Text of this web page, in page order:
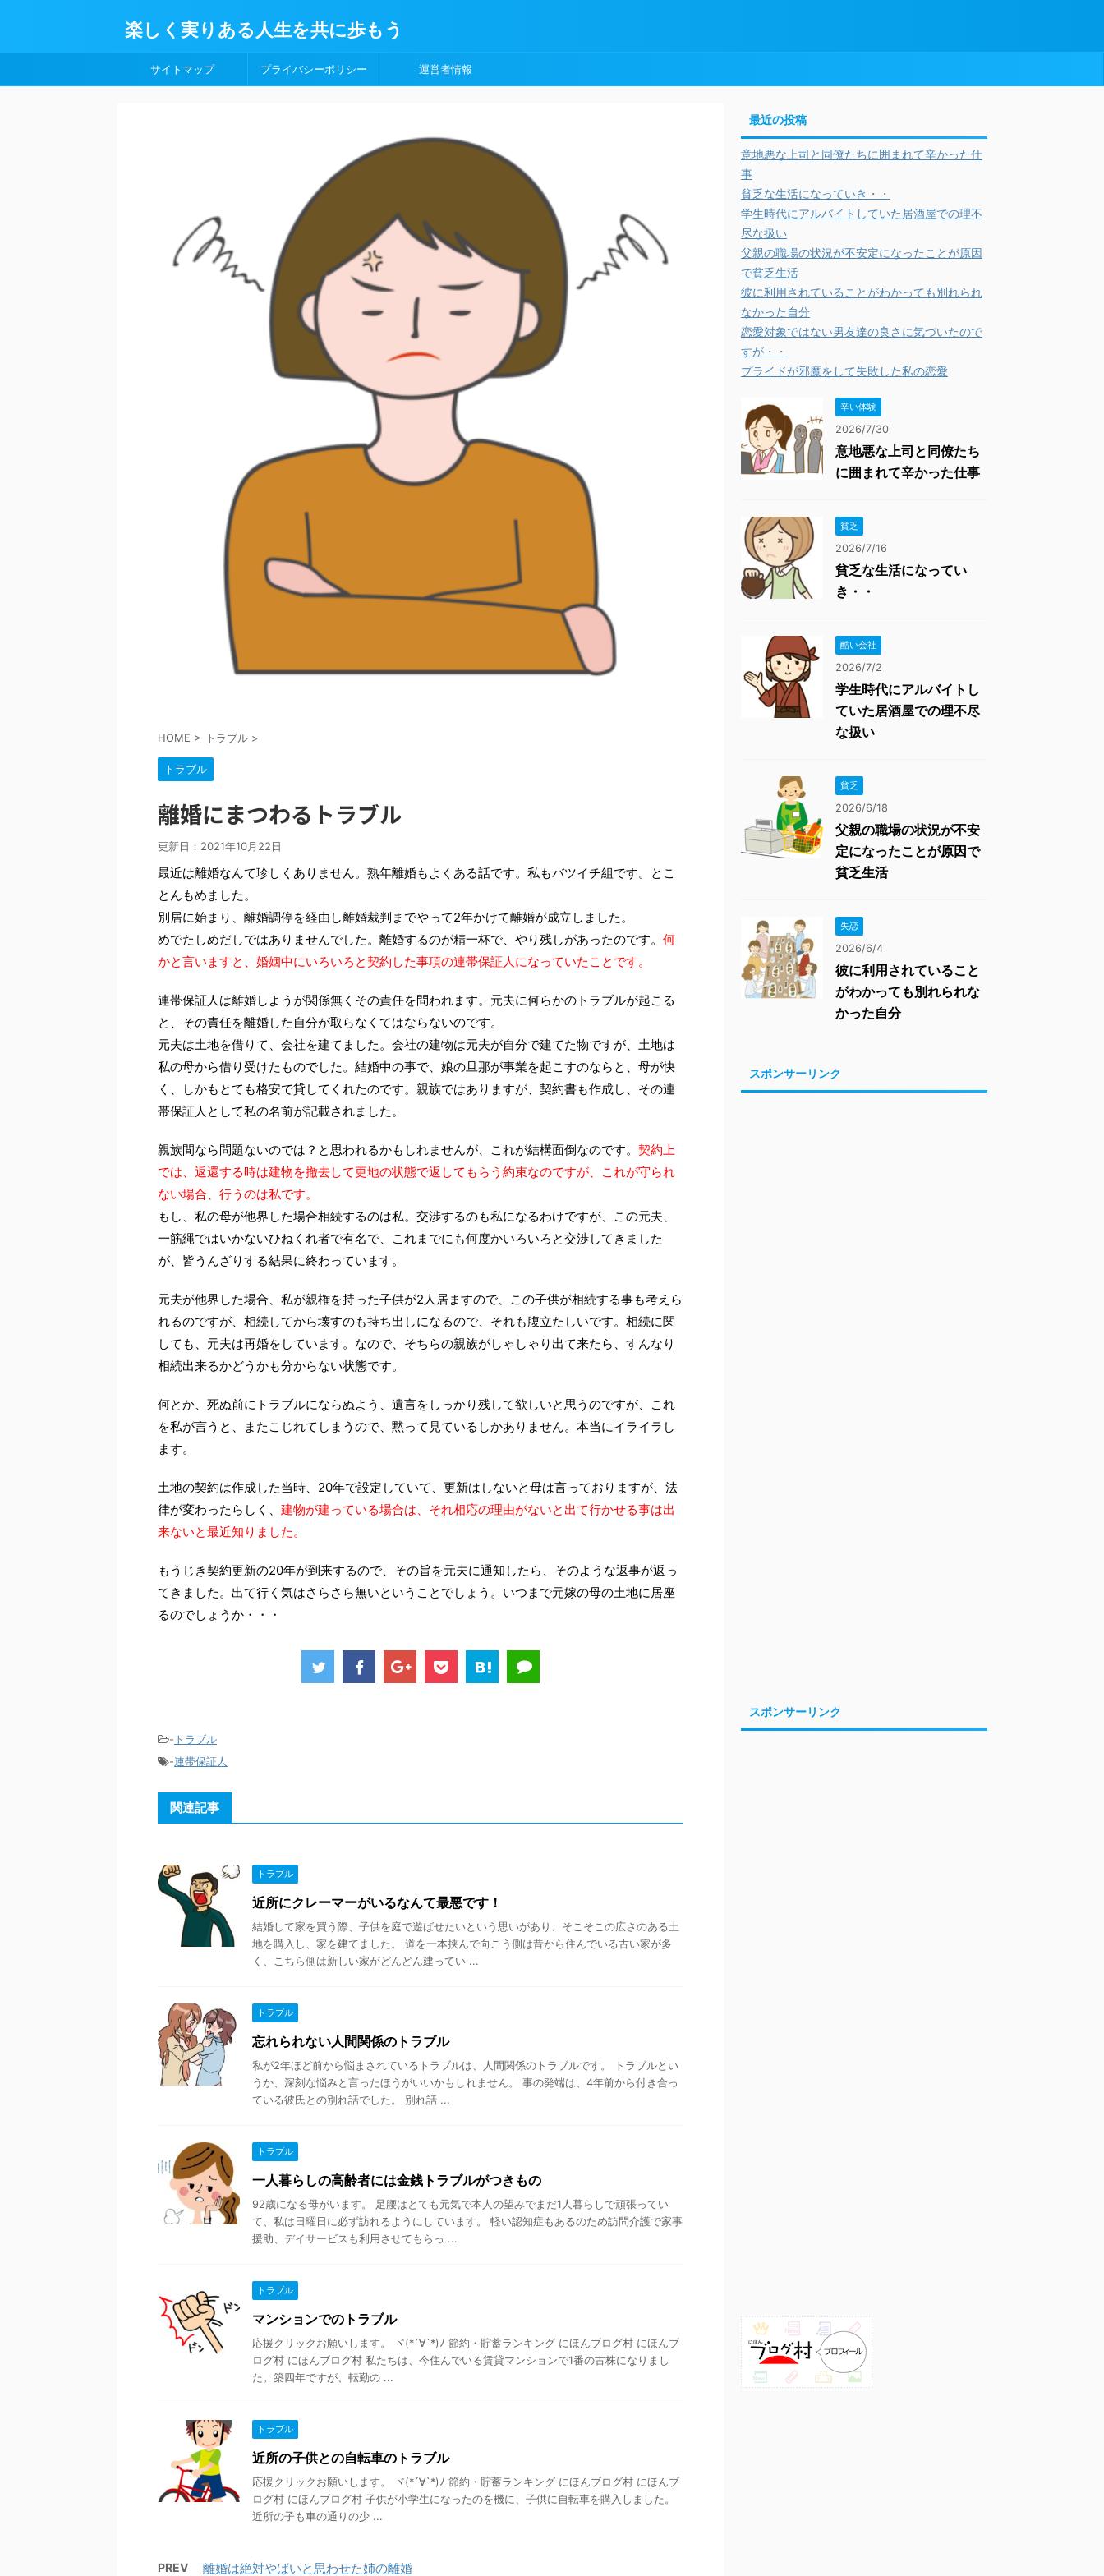
楽しく実りある人生を共に歩もう
サイトマップ プライバシーポリシー 運営者情報
HOME > トラブル >
トラブル
離婚にまつわるトラブル
更新日： 2021年10月22日
最近は離婚なんて珍しくありません。熟年離婚もよくある話です。私もバツイチ組です。とこ
とんもめました。
別居に始まり、離婚調停を経由し離婚裁判までやって2年かけて離婚が成立しました。
めでたしめだしではありませんでした。離婚するのが精一杯で、やり残しがあったのです。 何
かと言いますと、婚姻中にいろいろと契約した事項の連帯保証人になっていたことです。
連帯保証人は離婚しようが関係無くその責任を問われます。元夫に何らかのトラブルが起こる
と、その責任を離婚した自分が取らなくてはならないのです。
元夫は土地を借りて、会社を建てました。会社の建物は元夫が自分で建てた物ですが、土地は
私の母から借り受けたものでした。結婚中の事で、娘の旦那が事業を起こすのならと、母が快
く、しかもとても格安で貸してくれたのです。親族ではありますが、契約書も作成し、その連
帯保証人として私の名前が記載されました。
親族間なら問題ないのでは？と思われるかもしれませんが、これが結構面倒なのです。 契約上
では、返還する時は建物を撤去して更地の状態で返してもらう約束なのですが、これが守られ
ない場合、行うのは私です。
もし、私の母が他界した場合相続するのは私。交渉するのも私になるわけですが、この元夫、
一筋縄ではいかないひねくれ者で有名で、これまでにも何度かいろいろと交渉してきました
が、皆うんざりする結果に終わっています。
元夫が他界した場合、私が親権を持った子供が2人居ますので、この子供が相続する事も考えら
れるのですが、相続してから壊すのも持ち出しになるので、それも腹立たしいです。相続に関
しても、元夫は再婚をしています。なので、そちらの親族がしゃしゃり出て来たら、すんなり
相続出来るかどうかも分からない状態です。
何とか、死ぬ前にトラブルにならぬよう、遺言をしっかり残して欲しいと思うのですが、これ
を私が言うと、またこじれてしまうので、黙って見ているしかありません。本当にイライラし
ます。
土地の契約は作成した当時、20年で設定していて、更新はしないと母は言っておりますが、法
律が変わったらしく、 建物が建っている場合は、それ相応の理由がないと出て行かせる事は出
来ないと最近知りました。
もうじき契約更新の20年が到来するので、その旨を元夫に通知したら、そのような返事が返っ
てきました。出て行く気はさらさら無いということでしょう。いつまで元嫁の母の土地に居座
るのでしょうか・・・
- トラブル
-連帯保証人
関連記事
トラブル
近所にクレーマーがいるなんて最悪です！
結婚して家を買う際、子供を庭で遊ばせたいという思いがあり、そこそこの広さのある土
地を購入し、家を建てました。 道を一本挟んで向こう側は昔から住んでいる古い家が多
く、こちら側は新しい家がどんどん建ってい ...
トラブル
忘れられない人間関係のトラブル
私が2年ほど前から悩まされているトラブルは、人間関係のトラブルです。 トラブルとい
うか、深刻な悩みと言ったほうがいいかもしれません。 事の発端は、4年前から付き合っ
ている彼氏との別れ話でした。 別れ話 ...
トラブル
一人暮らしの高齢者には金銭トラブルがつきもの
92歳になる母がいます。 足腰はとても元気で本人の望みでまだ1人暮らしで頑張ってい
て、私は日曜日に必ず訪れるようにしています。 軽い認知症もあるのため訪問介護で家事
援助、デイサービスも利用させてもらっ ...
トラブル
マンションでのトラブル
応援クリックお願いします。 ヾ(*´∀`*)ﾉ 節約・貯蓄ランキング にほんブログ村 にほんブ
ログ村 にほんブログ村 私たちは、今住んでいる賃貸マンションで1番の古株になりまし
た。築四年ですが、転勤の ...
トラブル
近所の子供との自転車のトラブル
応援クリックお願いします。 ヾ(*´∀`*)ﾉ 節約・貯蓄ランキング にほんブログ村 にほんブ
ログ村 にほんブログ村 子供が小学生になったのを機に、子供に自転車を購入しました。
近所の子も車の通りの少 ...
PREV 離婚は絶対やばいと思わせた姉の離婚
最近の投稿
意地悪な上司と同僚たちに囲まれて辛かった仕
事
貧乏な生活になっていき・・
学生時代にアルバイトしていた居酒屋での理不
尽な扱い
父親の職場の状況が不安定になったことが原因
で貧乏生活
彼に利用されていることがわかっても別れられ
なかった自分
恋愛対象ではない男友達の良さに気づいたので
すが・・
プライドが邪魔をして失敗した私の恋愛
辛い体験
2026/7/30
意地悪な上司と同僚たち
に囲まれて辛かった仕事
貧乏
2026/7/16
貧乏な生活になってい
き・・
酷い会社
2026/7/2
学生時代にアルバイトし
ていた居酒屋での理不尽
な扱い
貧乏
2026/6/18
父親の職場の状況が不安
定になったことが原因で
貧乏生活
失恋
2026/6/4
彼に利用されていること
がわかっても別れられな
かった自分
スポンサーリンク
スポンサーリンク